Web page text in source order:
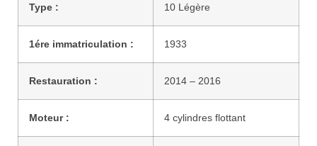
Type : 10 Légère
1ére immatriculation : 1933
Restauration : 2014 – 2016
Moteur : 4 cylindres flottant